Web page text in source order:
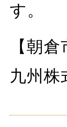
す。
【朝
九州株